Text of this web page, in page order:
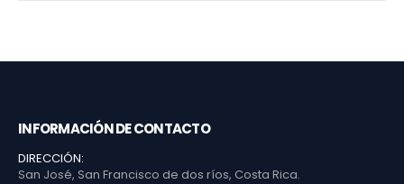
INFORMACIÓN DE CONTACTO
DIRECCIÓN:
San José, San Francisco de dos ríos, Costa Rica.